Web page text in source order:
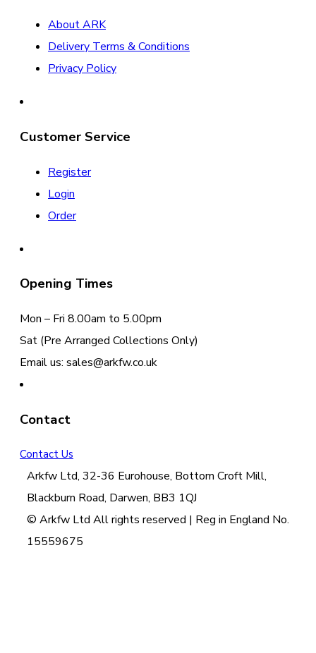
About ARK
Delivery Terms & Conditions
Privacy Policy
Customer Service
Register
Login
Order
Opening Times
Mon – Fri 8.00am to 5.00pm
Sat (Pre Arranged Collections Only)
Email us: sales@arkfw.co.uk
Contact
Contact Us
Arkfw Ltd, 32-36 Eurohouse, Bottom Croft Mill,
Blackburn Road, Darwen, BB3 1QJ
© Arkfw Ltd All rights reserved | Reg in England No.
15559675